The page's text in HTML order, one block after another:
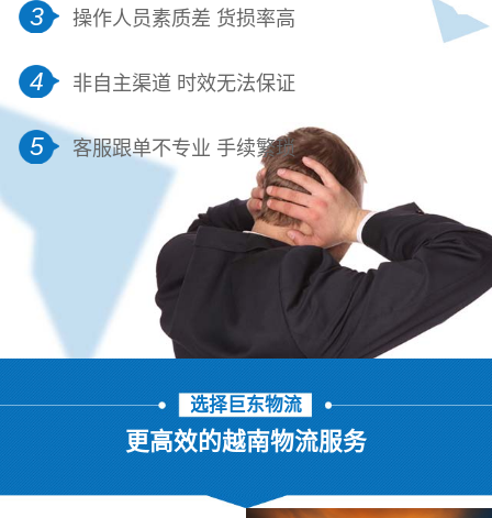
3 操作人员素质差 货损率高
4 非自主渠道 时效无法保证
5 客服跟单不专业 手续繁琐
选择巨东物流
更高效的越南物流服务